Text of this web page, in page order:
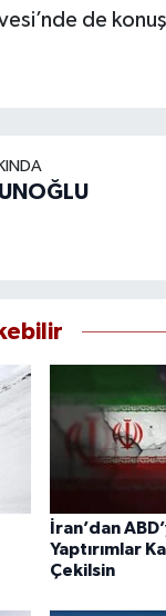
de
İran’dan
Yaptırımlar
Çekilsin